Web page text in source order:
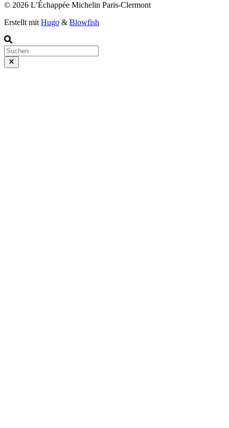
© 2026 L’Échappée Michelin Paris-Clermont
Erstellt mit Hugo & Blowfish